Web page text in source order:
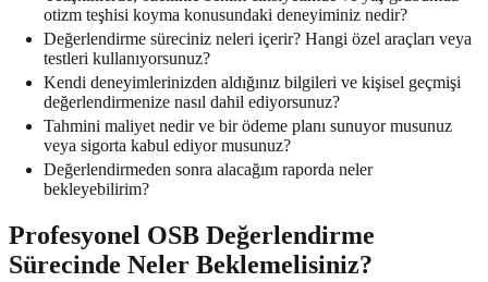
otizm teşhisi koyma konusundaki deneyiminiz nedir?
Değerlendirme süreciniz neleri içerir? Hangi özel araçları veya
testleri kullanıyorsunuz?
Kendi deneyimlerinizden aldığınız bilgileri ve kişisel geçmişi
değerlendirmenize nasıl dahil ediyorsunuz?
Tahmini maliyet nedir ve bir ödeme planı sunuyor musunuz
veya sigorta kabul ediyor musunuz?
Değerlendirmeden sonra alacağım raporda neler
bekleyebilirim?
Profesyonel OSB Değerlendirme
Sürecinde Neler Beklemelisiniz?